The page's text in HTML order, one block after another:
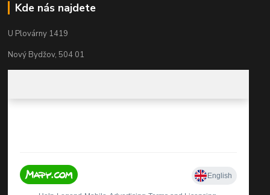
Kde nás najdete
U Plovárny 1419
Nový Bydžov, 504 01